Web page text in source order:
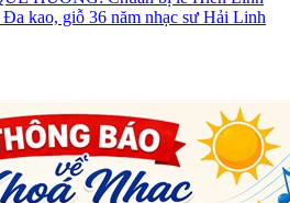
kao, giỗ 36 năm nhạc sư Hải Linh